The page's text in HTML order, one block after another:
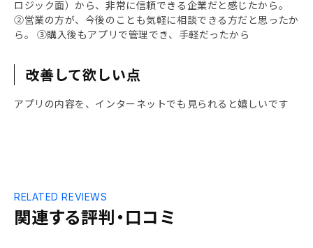
ロジック面）から、非常に信頼できる企業だと感じたから。
②営業の方が、今後のことも気軽に相談できる方だと思ったか
ら。 ③購入後もアプリで管理でき、手軽だったから
改善して欲しい点
アプリの内容を、インターネットでも見られると嬉しいです
関連する評判・口コミ
RELATED REVIEWS